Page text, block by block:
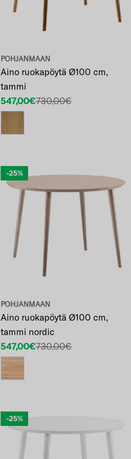
POHJANMAAN
Aino ruokapöytä Ø100 cm,
tammi
Etuhinta
547,00€
Normaalihinta
730,00€
-25%
POHJANMAAN
Aino ruokapöytä Ø100 cm,
tammi nordic
Etuhinta
547,00€
Normaalihinta
730,00€
-25%